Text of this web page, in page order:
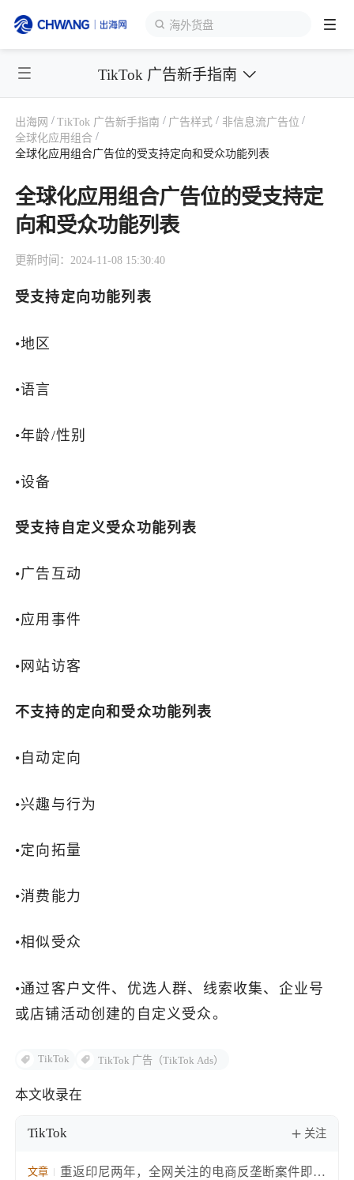
海外货盘
跨境展会
出海服务
跨境报告
出海交流群
了解出海网
TikTok 广告新手指南
出海网 / TikTok 广告新手指南 / 广告样式 / 非信息流广告位 /
全球化应用组合 /
全球化应用组合广告位的受支持定向和受众功能列表
全球化应用组合广告位的受支持定
向和受众功能列表
更新时间：2024-11-08 15:30:40
受支持定向功能列表
•地区
•语言
•年龄/性别
•设备
受支持自定义受众功能列表
•广告互动
•应用事件
•网站访客
不支持的定向和受众功能列表
•自动定向
•兴趣与行为
•定向拓量
•消费能力
•相似受众
•通过客户文件、优选人群、线索收集、企业号
或店铺活动创建的自定义受众。
TikTok TikTok 广告（TikTok Ads）
本文收录在
TikTok 关注
文章
重返印尼两年，全网关注的电商反垄断案件即将